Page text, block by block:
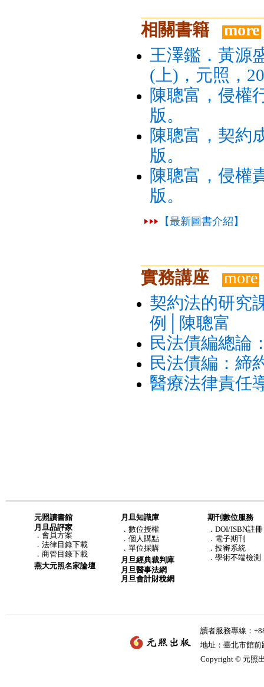
相關書籍 more
王澤鑑．黃源
(上)，元照，
陳聰富，侵權
版。
陳聰富，契約
版。
陳聰富，侵權
版。
【最新圖書介紹】
實務講座 more
契約法的研究
例│陳聰富
民法債編總論
民法債編：締
醫療法律責任
元照讀書館
月旦品評家
． 會員方案
． 法律目錄下載
． 商管目錄下載
燕大元照名家論壇
月旦知識庫
． 數位授權
． 個人購點
． 單位採購
月旦經典裁判庫
月旦醫事法網
月旦會計財稅網
期刊數位服務
．DOI/ISBN註冊
．電子期刊
．投審系統
．學術不端檢測
讀者服務專線：
地址：臺北市館
Copyright © 元照